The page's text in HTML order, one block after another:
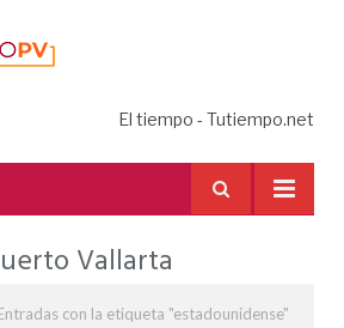
El tiempo - Tutiempo.net
Vallarta
con la etiqueta "estadounidense"